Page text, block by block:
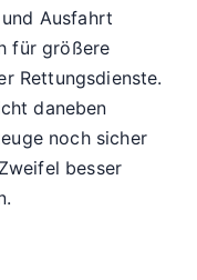
Ausfahrt
für größere
Rettungsdienste.
daneben
noch sicher
besser